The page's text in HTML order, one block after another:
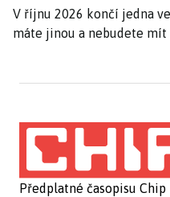
V říjnu 2026 končí jedna
máte jinou a nebudete
Předplatné časopisu Chip